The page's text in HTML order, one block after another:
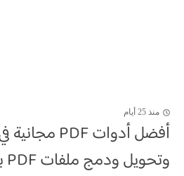
منذ 25 أيام
وتحويل ودمج ملفات PDF بسهولة